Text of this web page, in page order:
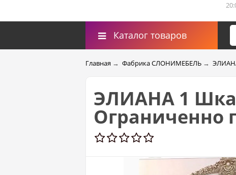
Каталог товаров
Главная → Фабрика СЛОНИМЕБЕЛЬ →
ЭЛИАНА 1
Ограниченно